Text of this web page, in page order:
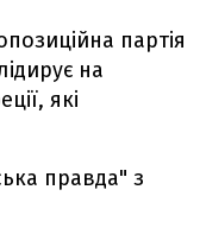
партія
на
які
правда" з